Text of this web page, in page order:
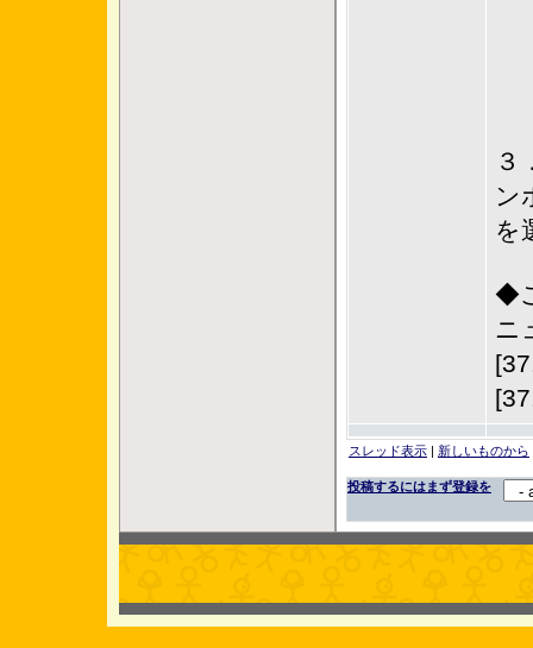
３
ン
を
◆
ニ
スレッド表示 | 新しいものから
投稿するにはまず登録を